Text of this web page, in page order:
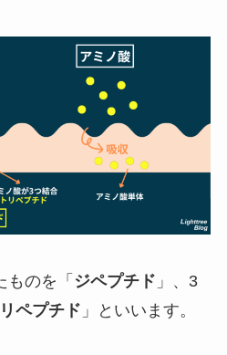
ものを「 ジペプチド 」、3
リペプチド 」といいます。